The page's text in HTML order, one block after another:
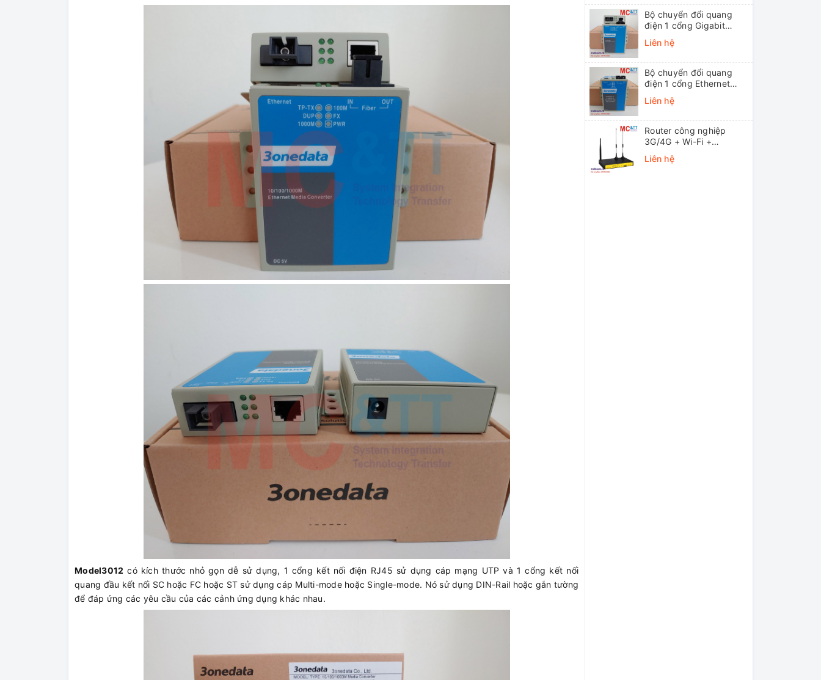
Model3012 có kích thước nhỏ gọn dễ sử dụng, 1 cổng kết nối điện RJ45 sử dụng cáp mạng UTP và 1 cổng kết nối
quang đầu kết nối SC hoặc FC hoặc ST sử dụng cáp Multi-mode hoặc Single-mode. Nó sử dụng DIN-Rail hoặc gắn tường
để đáp ứng các yêu cầu của các cảnh ứng dụng khác nhau.
Bộ chuyển đổi quang
điện 1 cổng Gigabit
Ethernet 3Onedata
MODEL3012-S-SC-
mode, SC, 20KM)
Liên hệ
Bộ chuyển đổi quang
điện 1 cổng Ethernet
3onedata MODEL1100-
S-SC-20KM (Dual fiber,
Liên hệ
Router công nghiệp
3G/4G + Wi-Fi +
APN/VPN Four-Faith
F3436
Liên hệ